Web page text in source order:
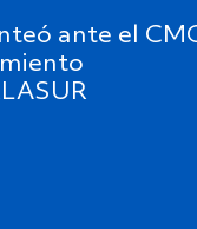
ante el